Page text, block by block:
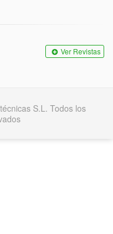
Ver Revistas
S.L. Todos los